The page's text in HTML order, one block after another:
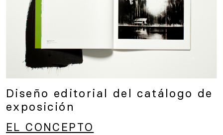
Diseño editorial del catálogo de
exposición
EL CONCEPTO